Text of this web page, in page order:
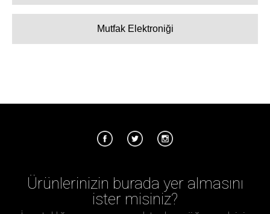
Mutfak Elektroniği
Ürünlerinizin burada yer almasını
ister misiniz?